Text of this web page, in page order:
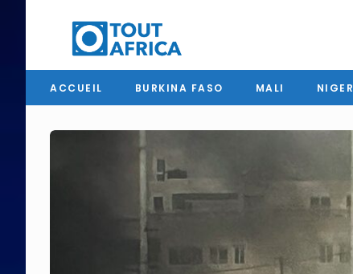
ACCUEIL BURKINA FASO MALI NIGER